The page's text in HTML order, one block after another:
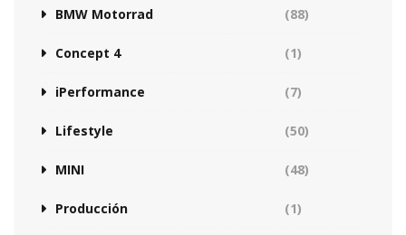
BMW Motorrad (88)
Concept 4 (1)
iPerformance (7)
Lifestyle (50)
MINI (48)
Producción (1)